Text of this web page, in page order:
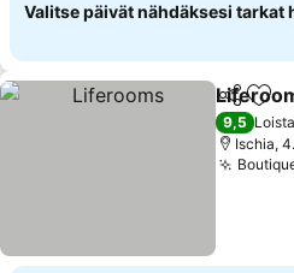
Valitse päivät nähdäksesi tarkat
Jaa
9,5
Ischia,